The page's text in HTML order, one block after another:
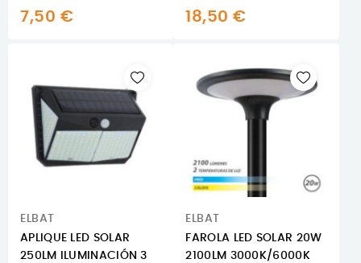
7,50 € 18,50 €
ELBAT
APLIQUE LED SOLAR
250LM ILUMINACIÓN 3
ELBAT
FAROLA LED SOLAR 20W
2100LM 3000K/6000K